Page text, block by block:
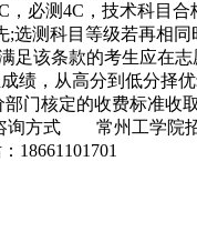
必测4C，技术科
;选测科目等级若再
足该条款的考生应
，从高分到低分择
门核定的收费标准
咨询方式 常州工